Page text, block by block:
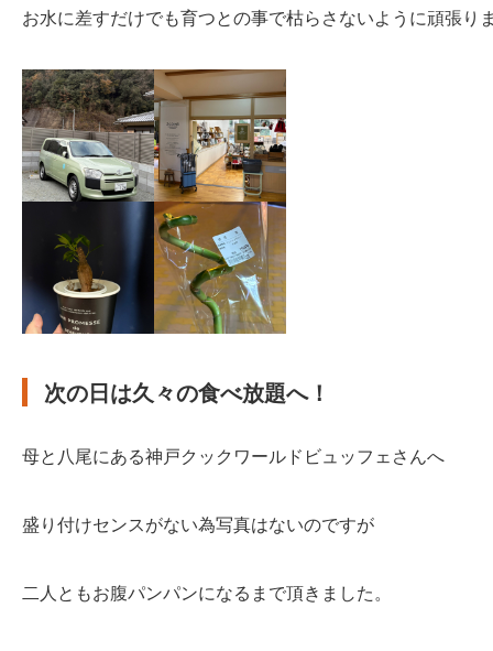
お水に差すだけでも育つとの事で枯らさないように頑張り
次の日は久々の食べ放題へ！
母と八尾にある神戸クックワールドビュッフェさんへ
盛り付けセンスがない為写真はないのですが
二人ともお腹パンパンになるまで頂きました。